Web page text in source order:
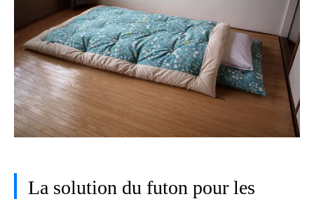
La solution du futon pour les